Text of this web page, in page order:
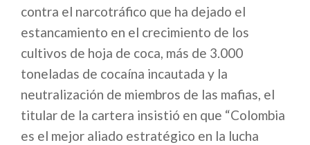
contra el narcotráfico que ha dejado el
estancamiento en el crecimiento de los
cultivos de hoja de coca, más de 3.000
toneladas de cocaína incautada y la
neutralización de miembros de las mafias, el
titular de la cartera insistió en que “Colombia
es el mejor aliado estratégico en la lucha